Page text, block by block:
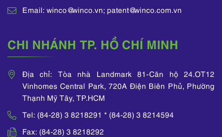
Email: winco@winco.vn; patent@winco.com.vn
CHI NHÁNH TP. HỒ CHÍ MINH
Địa chỉ: Tòa nhà Landmark 81-Căn hộ 24.OT12
Vinhomes Central Park, 720A Điện Biên Phủ, Phường
Thạnh Mỹ Tây, TP.HCM
Tel: (84-28) 3 8218291 * (84-28) 3 8214594
Fax: (84-28) 3 8218292